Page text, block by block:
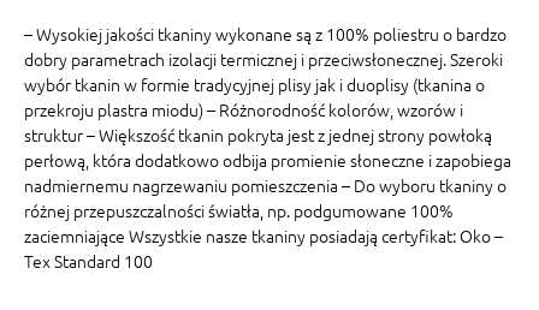
– Wysokiej jakości tkaniny wykonane są z 100% poliestru o bardzo
dobry parametrach izolacji termicznej i przeciwsłonecznej. Szeroki
wybór tkanin w formie tradycyjnej plisy jak i duoplisy (tkanina o
przekroju plastra miodu) – Różnorodność kolorów, wzorów i
struktur – Większość tkanin pokryta jest z jednej strony powłoką
perłową, która dodatkowo odbija promienie słoneczne i zapobiega
nadmiernemu nagrzewaniu pomieszczenia – Do wyboru tkaniny o
różnej przepuszczalności światła, np. podgumowane 100%
zaciemniające Wszystkie nasze tkaniny posiadają certyfikat: Oko –
Tex Standard 100